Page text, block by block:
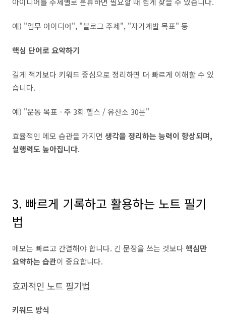
예) "업무 아이디어", "블로그 주제", "자기계발 목표" 등
핵심 단어로 요약하기
길게 적기보다 키워드 중심으로 정리하면 더 빠르게 이해할 수 있
습니다.
예) "운동 목표 - 주 3회 헬스 / 유산소 30분"
효율적인 메모 습관을 가지면 생각을 정리하는 능력이 향상되며,
실행력도 높아집니다.
3. 빠르게 기록하고 활용하는 노트 필기
법
메모는 빠르고 간결해야 합니다. 긴 문장을 쓰는 것보다핵심만
요약하는 습관이 중요합니다.
효과적인 노트 필기법
키워드 방식